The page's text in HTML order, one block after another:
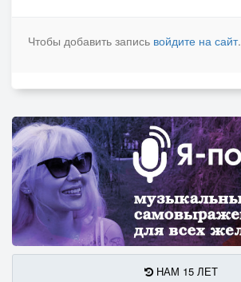
Чтобы добавить запись войдите на сайт.
НАМ 15 ЛЕТ